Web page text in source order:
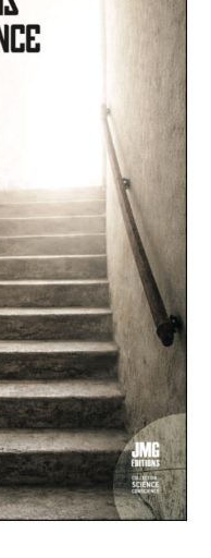
21,50 €